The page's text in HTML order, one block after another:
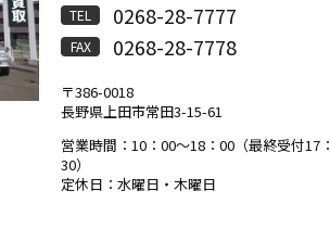
TEL 0268-28-7777
FAX 0268-28-7778
〒386-0018
長野県上田市常田3-15-61
営業時間：10：00～18：00（最終受付17：
30）
定休日：水曜日・木曜日